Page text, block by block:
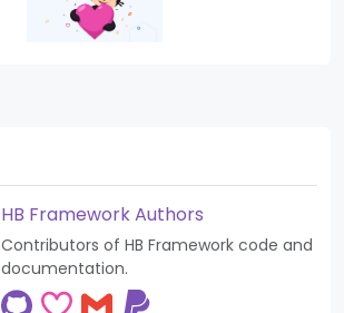
HB Framework Authors
Contributors of HB Framework code and
documentation.